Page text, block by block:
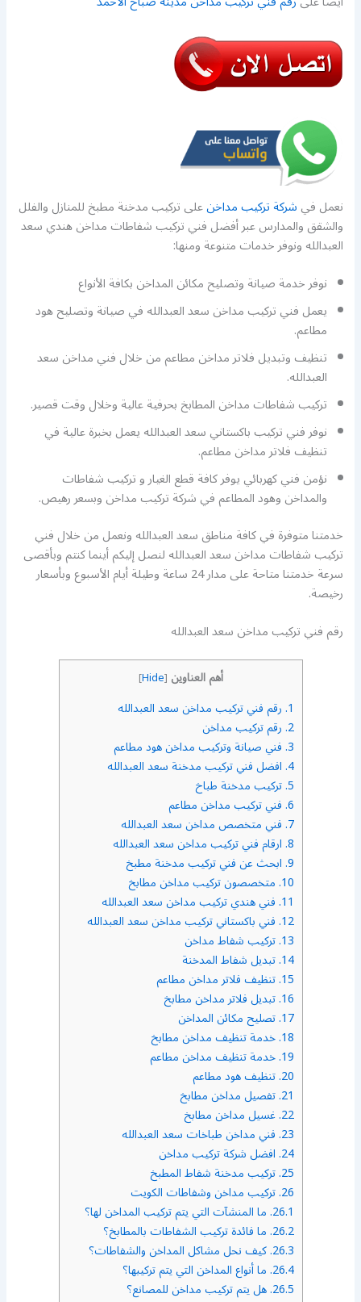
نعمل فيشركة تركيب مداخنعلى تركيب مدخنة مطبخ للمنازل والفلل
والشقق والمدارس عبر أفضل فني تركيب شفاطات مداخن هندي سعد
العبدالله ونوفر خدمات متنوعة ومنها:
نوفر خدمة صيانة وتصليح مكائن المداخن بكافة الأنواع
يعمل فني تركيب مداخن سعد العبدالله في صيانة وتصليح هود
مطاعم.
تنظيف وتبديل فلاتر مداخن مطاعم من خلال فني مداخن سعد
العبدالله.
تركيب شفاطات مداخن المطابخ بحرفية عالية وخلال وقت قصير.
نوفر فني تركيب باكستاني سعد العبدالله يعمل بخبرة عالية في
تنظيف فلاتر مداخن مطاعم.
نؤمن فني كهربائي يوفر كافة قطع الغيار و تركيب شفاطات
والمداخن وهود المطاعم في شركة تركيب مداخن وبسعر رهيص.
خدمتنا متوفرة في كافة مناطق سعد العبدالله ونعمل من خلال فني
تركيب شفاطات مداخن سعد العبدالله لنصل إليكم أينما كنتم وبأقصى
سرعة خدمتنا متاحة على مدار 24 ساعة وطيلة أيام الأسبوع وبأسعار
رخيصة.
رقم فني تركيب مداخن سعد العبدالله
أهم العناوين [
Hide
]
1. رقم فني تركيب مداخن سعد العبدالله
2. رقم تركيب مداخن
3. فني صيانة وتركيب مداخن هود مطاعم
4. افضل فني تركيب مدخنة سعد العبدالله
5. تركيب مدخنة طباخ
6. فني تركيب مداخن مطاعم
7. فني متخصص مداخن سعد العبدالله
8. ارقام فني تركيب مداخن سعد العبدالله
9. ابحث عن فني تركيب مدخنة مطبخ
10. متخصصون تركيب مداخن مطابخ
11. فني هندي تركيب مداخن سعد العبدالله
12. فني باكستاني تركيب مداخن سعد العبدالله
13. تركيب شفاط مداخن
14. تبديل شفاط المدخنة
15. تنظيف فلاتر مداخن مطاعم
16. تبديل فلاتر مداخن مطابخ
17. تصليح مكائن المداخن
18. خدمة تنظيف مداخن مطابخ
19. خدمة تنظيف مداخن مطاعم
20. تنظيف هود مطاعم
21. تفصيل مداخن مطابخ
22. غسيل مداخن مطابخ
23. فني مداخن طباخات سعد العبدالله
24. افضل شركة تركيب مداخن
25. تركيب مدخنة شفاط المطبخ
26. تركيب مداخن وشفاطات الكويت
26.1. ما المنشآت التي يتم تركيب المداخن لها؟
26.2. ما فائدة تركيب الشفاطات بالمطابخ؟
26.3. كيف نحل مشاكل المداخن والشفاطات؟
26.4. ما أنواع المداخن التي يتم تركيبها؟
26.5. هل يتم تركيب مداخن للمصانع؟